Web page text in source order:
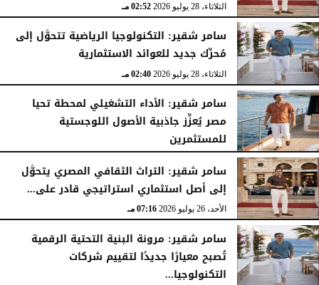
الثلاثاء، 28 يوليو 2026 02:52 مـ
سامر شقير: التكنولوجيا الرياضية تتحوَّل إلى
مُحرِّك جديد للعوائد الاستثمارية
الثلاثاء، 28 يوليو 2026 02:40 مـ
سامر شقير: الأداء التشغيلي لمحطة تحيا
مصر يُعزِّز جاذبية الأصول اللوجستية
للمستثمرين
الأحد، 26 يوليو 2026 07:27 مـ
سامر شقير: التراث الثقافي المصري يتحوَّل
إلى أصل استثماري استراتيجي قادر على...
الأحد، 26 يوليو 2026 07:16 مـ
سامر شقير: مرونة البنية التحتية الرقمية
تُصبح معيارًا جديدًا لتقييم شركات
التكنولوجيا...